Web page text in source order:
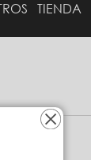
TIENDA